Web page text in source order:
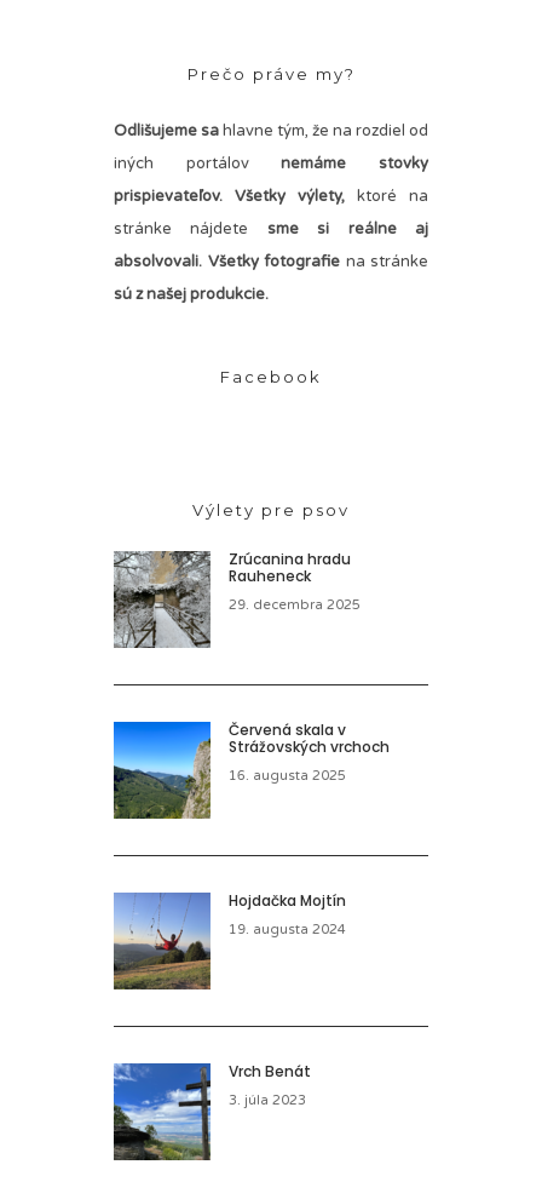
Prečo práve my?
Odlišujeme sahlavne tým, že na rozdiel od
iných portálovnemáme stovky
prispievateľov. Všetky výlety, ktoré na
stránke nájdete sme si reálne aj
absolvovali. Všetky fotografie na stránke
sú z našej produkcie.
Facebook
Výlety pre psov
Zrúcanina hradu
Rauheneck
29. decembra 2025
Červená skala v
Strážovských vrchoch
16. augusta 2025
Hojdačka Mojtín
19. augusta 2024
Vrch Benát
3. júla 2023